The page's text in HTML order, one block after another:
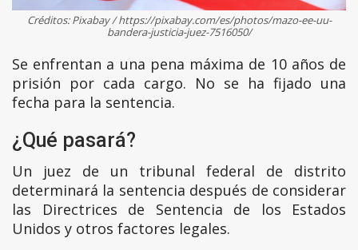
Créditos: Pixabay / https://pixabay.com/es/photos/mazo-ee-uu-
bandera-justicia-juez-7516050/
Se enfrentan a una pena máxima de 10 años de
prisión por cada cargo. No se ha fijado una
fecha para la sentencia.
¿Qué pasará?
Un juez de un tribunal federal de distrito
determinará la sentencia después de considerar
las Directrices de Sentencia de los Estados
Unidos y otros factores legales.